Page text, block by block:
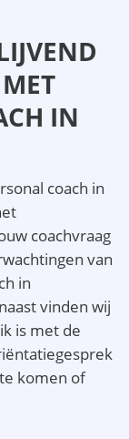
IN
coach in
coachvraag
van
in
vinden wij
is met de
komen of